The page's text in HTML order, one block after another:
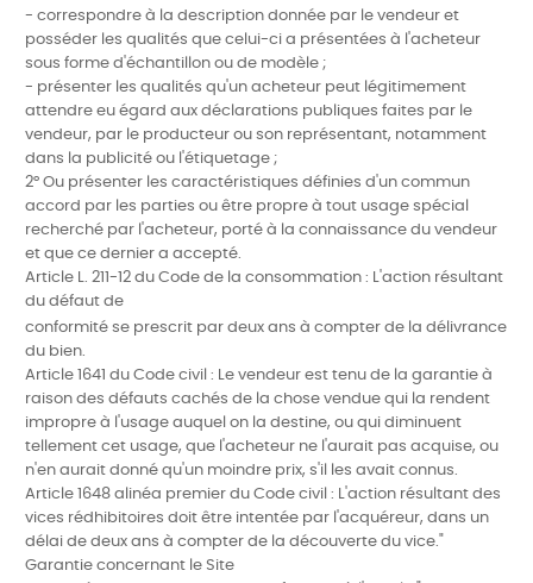
- correspondre à la description donnée par le vendeur et
posséder les qualités que celui-ci a présentées à l'acheteur
sous forme d'échantillon ou de modèle ;
- présenter les qualités qu'un acheteur peut légitimement
attendre eu égard aux déclarations publiques faites par le
vendeur, par le producteur ou son représentant, notamment
dans la publicité ou l'étiquetage ;
2° Ou présenter les caractéristiques définies d'un commun
accord par les parties ou être propre à tout usage spécial
recherché par l'acheteur, porté à la connaissance du vendeur
et que ce dernier a accepté.
Article L. 211-12 du Code de la consommation : L'action résultant
du défaut de
conformité se prescrit par deux ans à compter de la délivrance
du bien.
Article 1641 du Code civil : Le vendeur est tenu de la garantie à
raison des défauts cachés de la chose vendue qui la rendent
impropre à l'usage auquel on la destine, ou qui diminuent
tellement cet usage, que l'acheteur ne l'aurait pas acquise, ou
n'en aurait donné qu'un moindre prix, s'il les avait connus.
Article 1648 alinéa premier du Code civil : L'action résultant des
vices rédhibitoires doit être intentée par l'acquéreur, dans un
délai de deux ans à compter de la découverte du vice."
Garantie concernant le Site